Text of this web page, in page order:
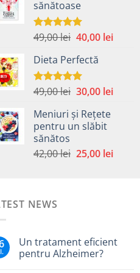
fost:
59,00 lei.
sănătoase
Evaluat la
49,00lei Prețul
a
fost:
49,00 lei.
40,00 leiPrețul
Dieta Perfectă
Evaluat la
49,00lei Prețul
a
fost:
30,00 leiPrețul
Meniuri și Rețete
pentru un slăbit
sănătos
42,00lei Prețul
25,00 leiPrețul
NEWS
Un tratament eficient
pentru Alzheimer?